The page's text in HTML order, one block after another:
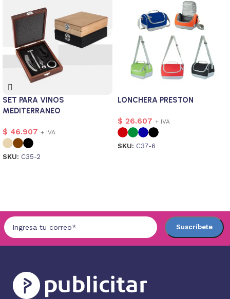
SET PARA VINOS
MEDITERRANEO
$ 46.907 + IVA
SKU: C35-2
LONCHERA PRESTON
$ 26.607 + IVA
SKU: C37-6